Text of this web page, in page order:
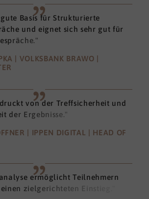
Basis für Strukturierte
und eignet sich sehr gut für
| VOLKSBANK BRAWO |
von der Treffsicherheit und
der Ergebnisse."
| IPPEN DIGITAL | HEAD OF
ermöglicht Teilnehmern
zielgerichteten Einstieg."